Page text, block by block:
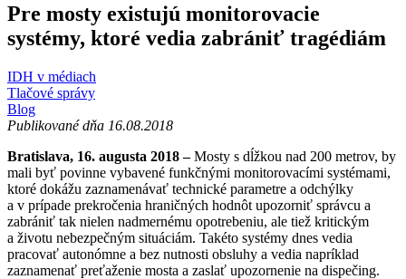
Pre mosty existujú monitorovacie
systémy, ktoré vedia zabrániť tragédiám
IDH v médiach
Tlačové správy
Blog
Publikované dňa 16.08.2018
Bratislava, 16. augusta 2018 –Mosty s dĺžkou nad 200 metrov, by
mali byť povinne vybavené funkčnými monitorovacími systémami,
ktoré dokážu zaznamenávať technické parametre a odchýlky
a v prípade prekročenia hraničných hodnôt upozorniť správcu a
zabrániť tak nielen nadmernému opotrebeniu, ale tiež kritickým
a životu nebezpečným situáciám. Takéto systémy dnes vedia
pracovať autonómne a bez nutnosti obsluhy a vedia napríklad
zaznamenať preťaženie mosta a zaslať upozornenie na dispečing.